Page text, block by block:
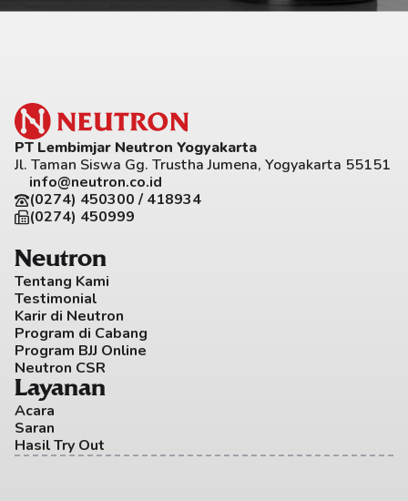
PT Lembimjar Neutron Yogyakarta
Jl. Taman Siswa Gg. Trustha Jumena, Yogyakarta 55151
info@neutron.co.id
(0274) 450300 / 418934
(0274) 450999
Neutron
Tentang Kami
Testimonial
Karir di Neutron
Program di Cabang
Program BJJ Online
Neutron CSR
Layanan
Acara
Saran
Hasil Try Out